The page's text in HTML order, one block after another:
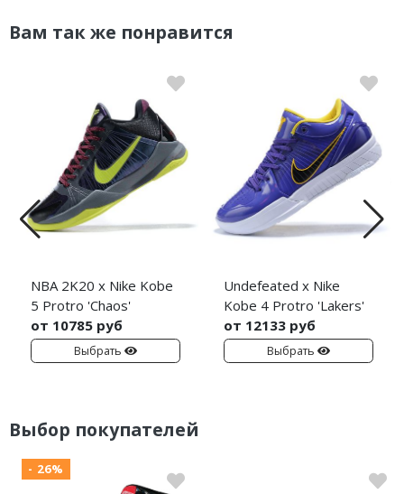
Вам так же понравится
NBA 2K20 x Nike Kobe
5 Protro 'Chaos'
от 10785 руб
Выбрать
Undefeated x Nike
Kobe 4 Protro 'Lakers'
от 12133 руб
Выбрать
Выбор покупателей
- 26%